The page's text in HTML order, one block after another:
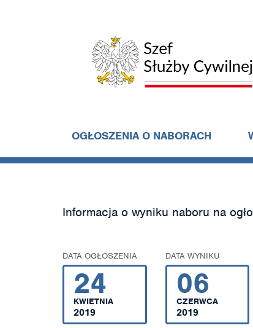
OGŁOSZENIA O NABORACH
Informacja o wyniku naboru na
DATA OGŁOSZENIA
24
KWIETNIA
2019
DATA WYNIKU
06
CZERWCA
2019